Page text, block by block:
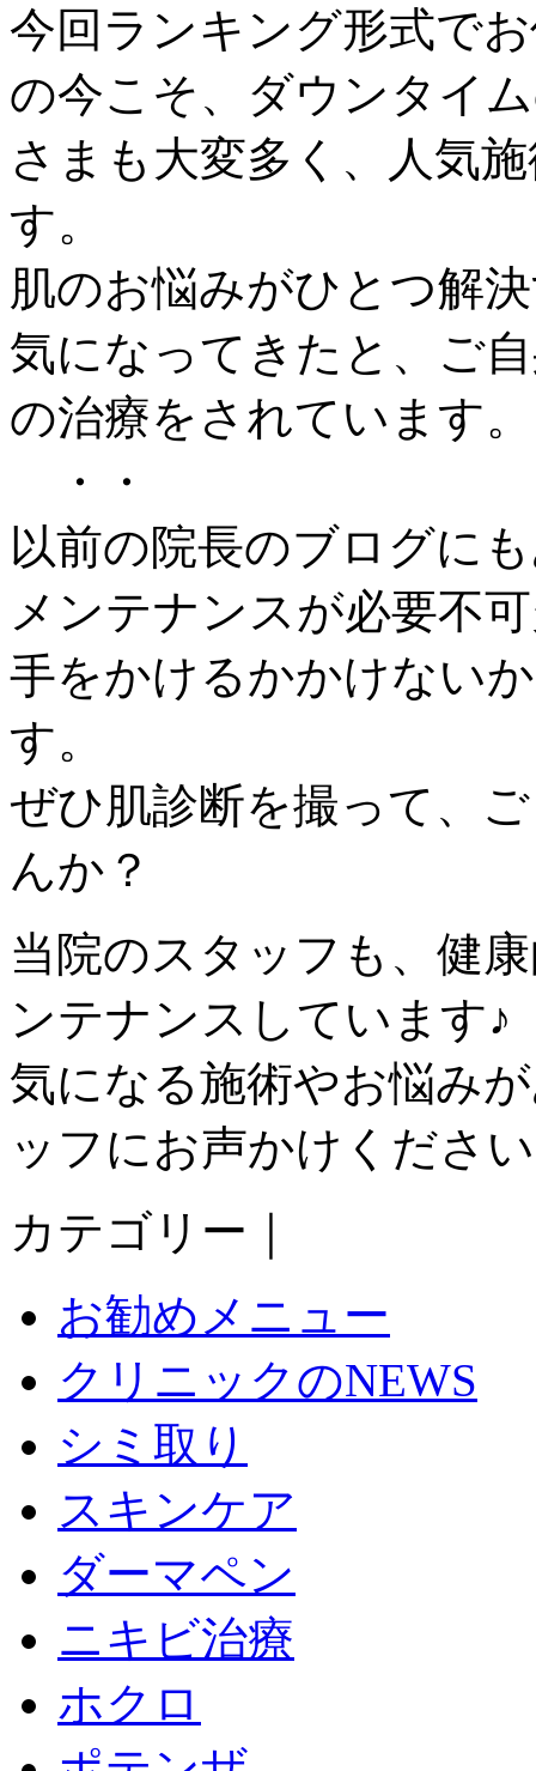
今回ランキング形式で
の今こそ、ダウンタイ
さまも大変多く、人気
す。
肌のお悩みがひとつ解
気になってきたと、ご
の治療をされています。
・・
以前の院長のブログに
メンテナンスが必要不
手をかけるかかけない
す。
ぜひ肌診断を撮って、
んか？
当院のスタッフも、健
ンテナンスしています♪
気になる施術やお悩み
ッフにお声かけくださ
カテゴリー｜
お勧めメニュー
クリニックのNEWS
シミ取り
スキンケア
ダーマペン
ニキビ治療
ホクロ